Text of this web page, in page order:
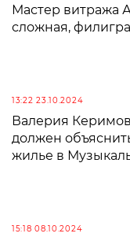
Мастер витража
сложная,
13:22 23.10.2024
Валерия
должен
жилье в
15:18 08.10.2024